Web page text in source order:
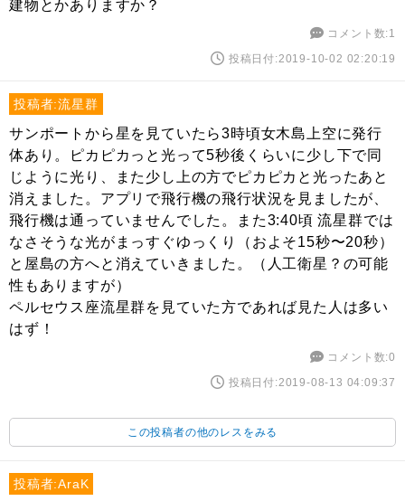
建物とかありますか？
コメント数:1
投稿日付:2019-10-02 02:20:19
投稿者:流星群
サンポートから星を見ていたら3時頃女木島上空に発行
体あり。ピカピカっと光って5秒後くらいに少し下で同
じように光り、また少し上の方でピカピカと光ったあと
消えました。アプリで飛行機の飛行状況を見ましたが、
飛行機は通っていませんでした。また3:40頃 流星群では
なさそうな光がまっすぐゆっくり（およそ15秒〜20秒）
と屋島の方へと消えていきました。（人工衛星？の可能
性もありますが）
ペルセウス座流星群を見ていた方であれば見た人は多い
はず！
コメント数:0
投稿日付:2019-08-13 04:09:37
この投稿者の他のレスをみる
投稿者:AraK